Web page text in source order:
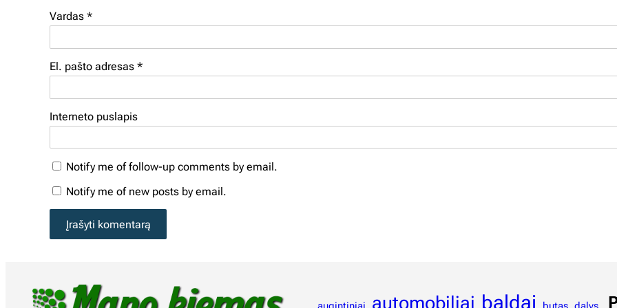
Vardas*
El. pašto adresas*
Interneto puslapis
Notify me of follow-up comments by email.
Notify me of new posts by email.
automobiliai baldai